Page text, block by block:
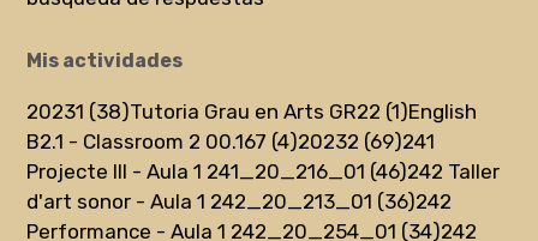
Mis actividades
20231 (38)Tutoria Grau en Arts GR22 (1)English
B2.1 - Classroom 2 00.167 (4)20232 (69)241
Projecte III - Aula 1 241_20_216_01 (46)242 Taller
d'art sonor - Aula 1 242_20_213_01 (36)242
Performance - Aula 1 242_20_254_01 (34)242